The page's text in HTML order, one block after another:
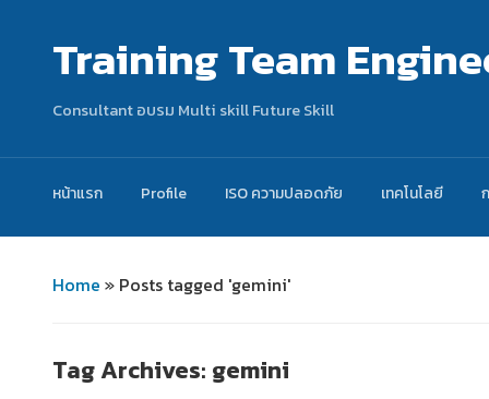
Training Team
Consultant อบรม Multi skill Future Skill
หน้าแรก Profile ISO ความปลอดภัย เทคโนโลยี
Home » Posts tagged 'gemini'
Tag Archives: gemini